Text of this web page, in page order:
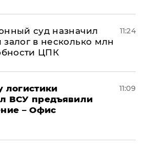
суд назначил
в несколько млн
ЦПК
11:24
логистики
ВСУ предъявили
– Офис
11:09